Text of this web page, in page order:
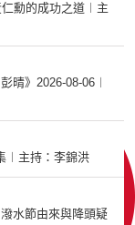
勳的成功之道︱主
晴》2026-08-06︱
︱主持：李錦洪
水節由來與降頭疑